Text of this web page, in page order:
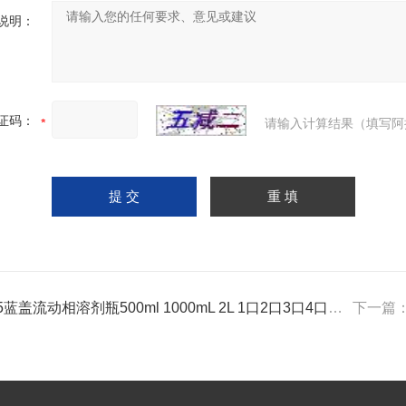
明：
码： 请输入计算结果（填写
流动相溶剂瓶500ml 1000mL 2L 1口2口3口4口多口储液瓶HPLC试剂瓶可定 下一篇